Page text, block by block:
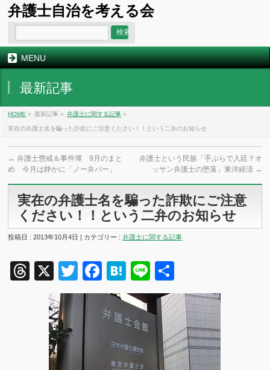
弁護士自治を考える会
MENU
最新記事
HOME » 最新記事 » 弁護士に関する記事 »
実在の弁護士名を騙った詐欺にご注意ください！！という二弁のお知らせ
← 弁護士懲戒＆事件簿 9月のまと
め 今月は静かに「ノー弁バー」
弁護士という民族「手ぶらで入廷？オ
ッサン弁護士の堕落」東洋経済 →
実在の弁護士名を騙った詐欺にご注意
ください！！という二弁のお知らせ
投稿日 : 2013年10月4日 | カテゴリー :弁護士に関する記事
Threads
X TwitterFacebook
Hatena
Line
有